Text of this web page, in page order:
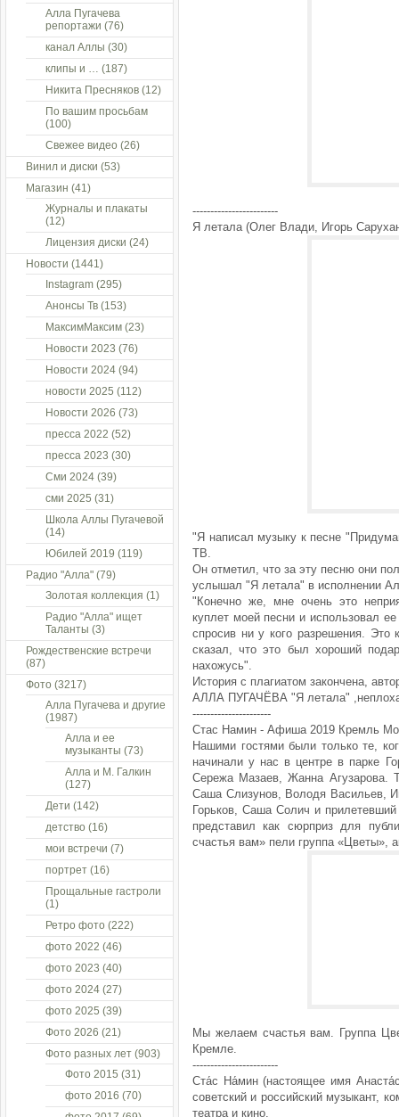
------------------------
Я летала (Олег Влади, Игорь
"Я написал музыку к песне
ТВ.
Он отметил, что за эту песню они
услышал "Я летала" в исполнении
"Конечно же, мне очень это
куплет моей песни и использовал
спросив ни у кого разрешения. Это
сказал, что это был хороший
нахожусь".
История с плагиатом закончена,
АЛЛА ПУГАЧЁВА "Я летала"
----------------------
Стас Намин - Афиша 2019 Кремль
Нашими гостями были только те,
начинали у нас в центре в парке
Сережа Мазаев, Жанна Агузарова.
Саша Слизунов, Володя Васильев,
Горьков, Саша Солич и
представил как сюрприз для
счастья вам» пели группа «Цветы»,
Мы желаем счастья вам. Группа
Кремле.
------------------------
Ста́с На́мин (настоящее имя
советский и российский музыкант,
театра и кино.
Алла Пугачева
репортажи (76)
канал Аллы (30)
клипы и … (187)
Никита Пресняков (12)
По вашим просьбам
(100)
Свежее видео (26)
Винил и диски (53)
Магазин (41)
Журналы и плакаты
(12)
Лицензия диски (24)
Новости (1441)
Instagram (295)
Анонсы Тв (153)
МаксимМаксим (23)
Новости 2023 (76)
Новости 2024 (94)
новости 2025 (112)
Новости 2026 (73)
пресса 2022 (52)
пресса 2023 (30)
Сми 2024 (39)
сми 2025 (31)
Школа Аллы Пугачевой
(14)
Юбилей 2019 (119)
Радио "Алла" (79)
Золотая коллекция (1)
Радио "Алла" ищет
Таланты (3)
Рождественские встречи
(87)
Фото (3217)
Алла Пугачева и другие
(1987)
Алла и ее
музыканты (73)
Алла и М. Галкин
(127)
Дети (142)
детство (16)
мои встречи (7)
портрет (16)
Прощальные гастроли
(1)
Ретро фото (222)
фото 2022 (46)
фото 2023 (40)
фото 2024 (27)
фото 2025 (39)
Фото 2026 (21)
Фото разных лет (903)
Фото 2015 (31)
фото 2016 (70)